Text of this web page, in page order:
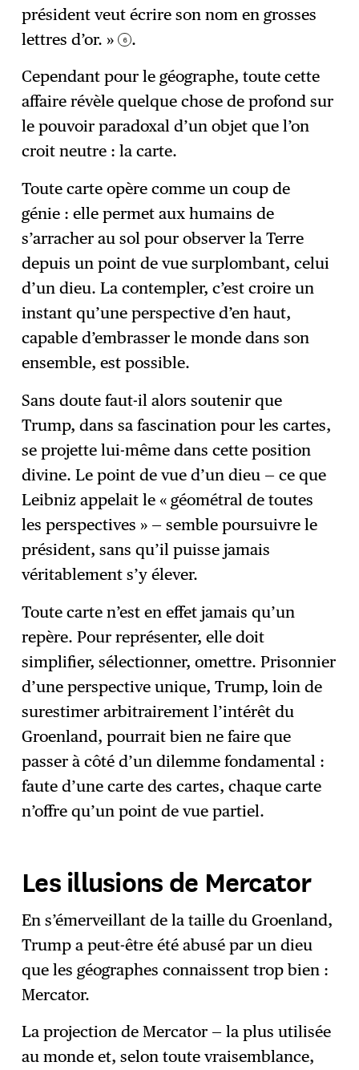
président veut écrire son nom en grosses
lettres d’or. » 6 .
Cependant pour le géographe, toute cette
affaire révèle quelque chose de profond sur
le pouvoir paradoxal d’un objet que l’on
croit neutre : la carte.
Toute carte opère comme un coup de
génie : elle permet aux humains de
s’arracher au sol pour observer la Terre
depuis un point de vue surplombant, celui
d’un dieu. La contempler, c’est croire un
instant qu’une perspective d’en haut,
capable d’embrasser le monde dans son
ensemble, est possible.
Sans doute faut-il alors soutenir que
Trump, dans sa fascination pour les cartes,
se projette lui-même dans cette position
divine. Le point de vue d’un dieu — ce que
Leibniz appelait le « géométral de toutes
les perspectives » — semble poursuivre le
président, sans qu’il puisse jamais
véritablement s’y élever.
Toute carte n’est en effet jamais qu’un
repère. Pour représenter, elle doit
simplifier, sélectionner, omettre. Prisonnier
d’une perspective unique, Trump, loin de
surestimer arbitrairement l’intérêt du
Groenland, pourrait bien ne faire que
passer à côté d’un dilemme fondamental :
faute d’une carte des cartes, chaque carte
n’offre qu’un point de vue partiel.
Les illusions de Mercator
En s’émerveillant de la taille du Groenland,
Trump a peut-être été abusé par un dieu
que les géographes connaissent trop bien :
Mercator.
La projection de Mercator — la plus utilisée
au monde et, selon toute vraisemblance,